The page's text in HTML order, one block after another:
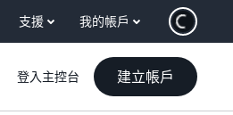
支援 我的帳戶
登入主控台 建立帳戶